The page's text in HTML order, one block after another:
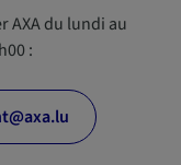
AXA du lundi au
: